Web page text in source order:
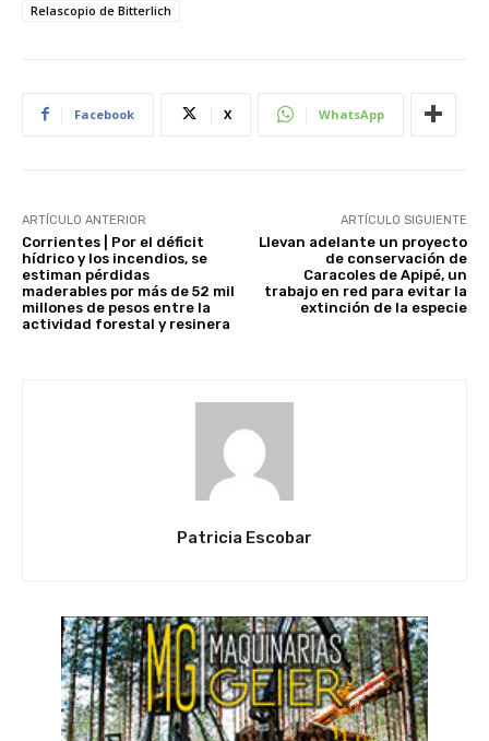
Relascopio de Bitterlich
Facebook X WhatsApp
ARTÍCULO ANTERIOR
Corrientes | Por el déficit
hídrico y los incendios, se
estiman pérdidas
maderables por más de 52 mil
millones de pesos entre la
actividad forestal y resinera
ARTÍCULO SIGUIENTE
Llevan adelante un proyecto
de conservación de
Caracoles de Apipé, un
trabajo en red para evitar la
extinción de la especie
Patricia Escobar